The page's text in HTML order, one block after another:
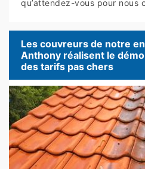
qu’attendez-vous pour nous
Les couvreurs de notre
Anthony réalisent le
des tarifs pas chers